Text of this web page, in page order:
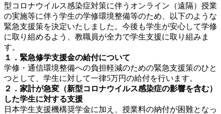
型コロナウイルス感染症対策に伴うオンライン（遠隔）授業
の実施等に伴う学生の学修環境整備等のため、以下のような
緊急支援策を決定いたしました。今後も学生が安心して学修
に取り組めるよう、教職員が全力で学生支援に取り組みま
す。
１．緊急修学支援金の給付について
学修・通信環境整備への負担軽減のための緊急支援策のひと
つとして、学生に対して一律5万円の給付を行います。
２．家計が急変（新型コロナウイルス感染症の影響を含む）
した学生に対する支援
日本学生支援機構奨学金に加え、授業料の納付が困難となっ